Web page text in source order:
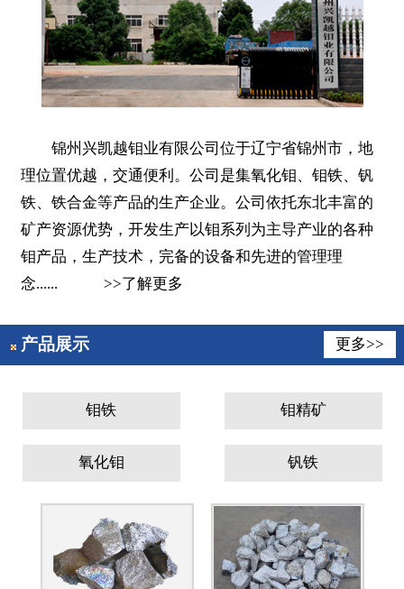
锦州兴凯越钼业有限公司位于辽宁省锦州市，地
理位置优越，交通便利。公司是集氧化钼、钼铁、钒
铁、铁合金等产品的生产企业。公司依托东北丰富的
矿产资源优势，开发生产以钼系列为主导产业的各种
钼产品，生产技术，完备的设备和先进的管理理
念...... >>了解更多
产品展示 更多>>
钼铁 钼精矿
氧化钼 钒铁